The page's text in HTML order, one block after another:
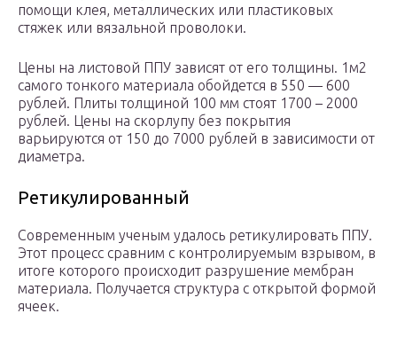
помощи клея, металлических или пластиковых
стяжек или вязальной проволоки.
Цены на листовой ППУ зависят от его толщины. 1м2
самого тонкого материала обойдется в 550 — 600
рублей. Плиты толщиной 100 мм стоят 1700 – 2000
рублей. Цены на скорлупу без покрытия
варьируются от 150 до 7000 рублей в зависимости от
диаметра.
Ретикулированный
Современным ученым удалось ретикулировать ППУ.
Этот процесс сравним с контролируемым взрывом, в
итоге которого происходит разрушение мембран
материала. Получается структура с открытой формой
ячеек.